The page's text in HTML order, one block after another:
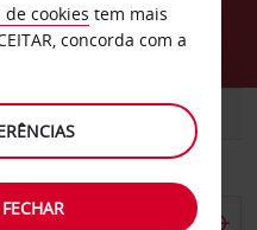
COMERCIAIS
cookies tem mais
concorda com a